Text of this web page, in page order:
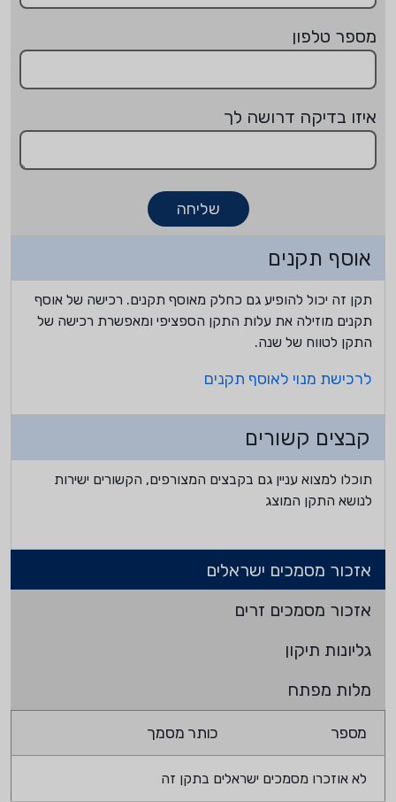
מספר טלפון
איזו בדיקה דרושה לך
שליחה
אוסף תקנים
תקן זה יכול להופיע גם כחלק מאוסף תקנים. רכישה של אוסף
תקנים מוזילה את עלות התקן הספציפי ומאפשרת רכישה של
התקן לטווח של שנה.
לרכישת מנוי לאוסף תקנים
קבצים קשורים
תוכלו למצוא עניין גם בקבצים המצורפים, הקשורים ישירות
לנושא התקן המוצג
אזכור מסמכים ישראלים
אזכור מסמכים זרים
גליונות תיקון
מלות מפתח
מספר כותר מסמך
לא אוזכרו מסמכים ישראלים בתקן זה